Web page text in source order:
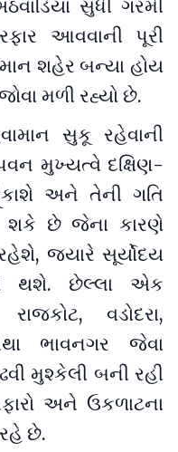
સુધી ગરમી
આવવાની પૂરી
શહેર બન્યા હોય
મળી રહ્યો છે.
સુકૂ રહેવાની
મુખ્યત્વે દક્ષિણ-
ફૂંકાશે અને તેની ગતિ
શકે છે જેના કારણે
જ્યારે સૂર્યોદય
થશે. છેલ્લા એક
વડોદરા,
ભાવનગર જેવા
મુશ્કેલી બની રહી
અને ઉકળાટના
છે.